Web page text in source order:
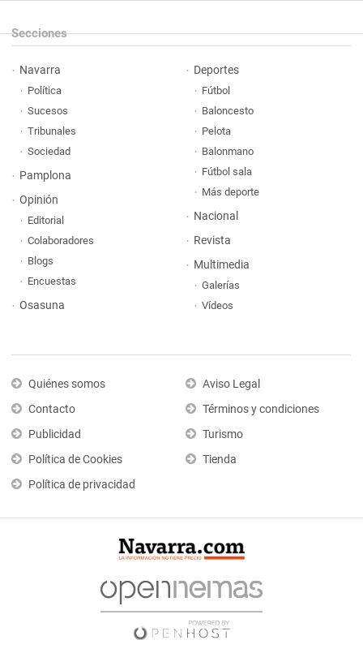
Secciones
Navarra
Política
Sucesos
Tribunales
Sociedad
Pamplona
Opinión
Editorial
Colaboradores
Blogs
Encuestas
Osasuna
Deportes
Fútbol
Baloncesto
Pelota
Balonmano
Fútbol sala
Más deporte
Nacional
Revista
Multimedia
Galerías
Vídeos
Quiénes somos
Contacto
Publicidad
Política de Cookies
Política de privacidad
Aviso Legal
Términos y condiciones
Turismo
Tienda